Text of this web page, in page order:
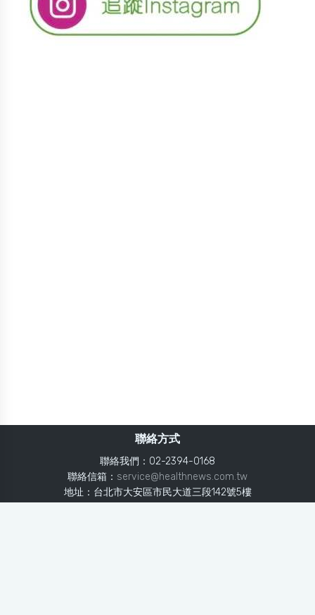
聯絡方式
聯絡我們：02-2394-0168
聯絡信箱： service@healthnews.com.tw
地址：台北市大安區市民大道三段142號5樓